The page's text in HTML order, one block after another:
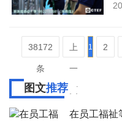
能
38172
条
上
一
页
1 2
图文推荐
在员工福祉